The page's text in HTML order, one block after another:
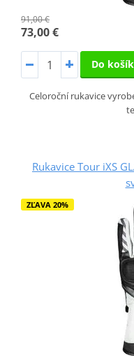
91,00 €
73,00 €
Do
Celoroční rukavice
Rukavice Tour iXS
ZĽAVA 20%